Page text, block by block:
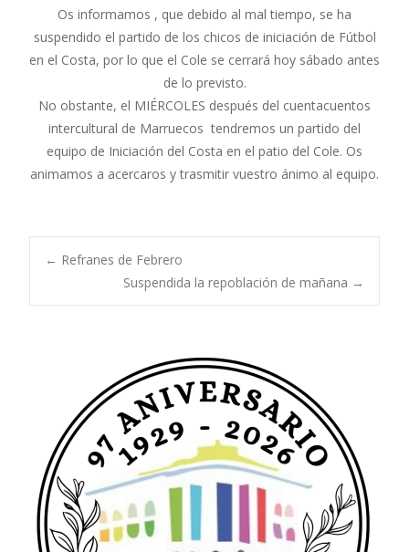
Os informamos , que debido al mal tiempo, se ha
suspendido el partido de los chicos de iniciación de Fútbol
en el Costa, por lo que el Cole se cerrará hoy sábado antes
de lo previsto.
No obstante, el MIÉRCOLES después del cuentacuentos
intercultural de Marruecos tendremos un partido del
equipo de Iniciación del Costa en el patio del Cole. Os
animamos a acercaros y trasmitir vuestro ánimo al equipo.
Navegación
entradas
← Refranes de Febrero
Suspendida la repoblación de mañana →